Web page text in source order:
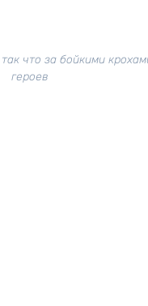
что за бойкими
героев